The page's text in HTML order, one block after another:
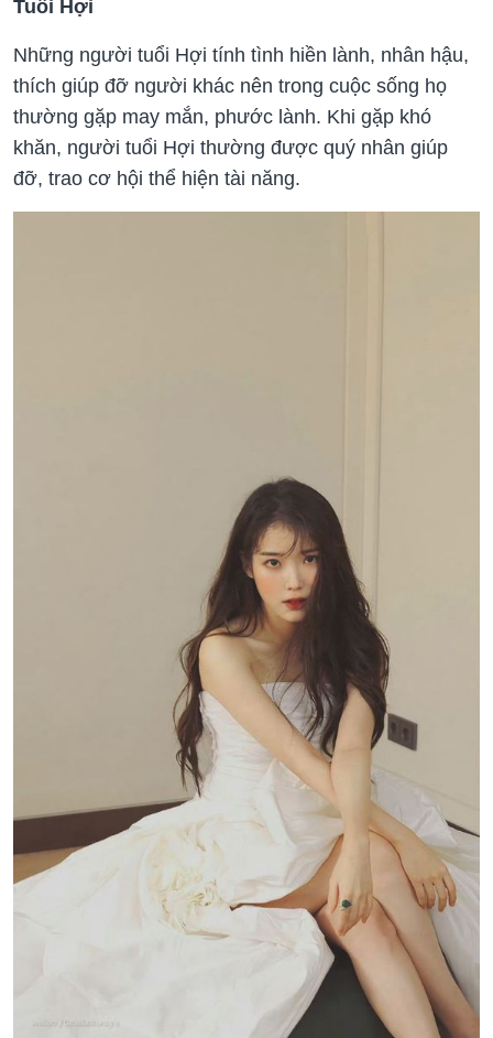
Tuổi Hợi
Những người tuổi Hợi tính tình hiền lành, nhân hậu,
thích giúp đỡ người khác nên trong cuộc sống họ
thường gặp may mắn, phước lành. Khi gặp khó
khăn, người tuổi Hợi thường được quý nhân giúp
đỡ, trao cơ hội thể hiện tài năng.